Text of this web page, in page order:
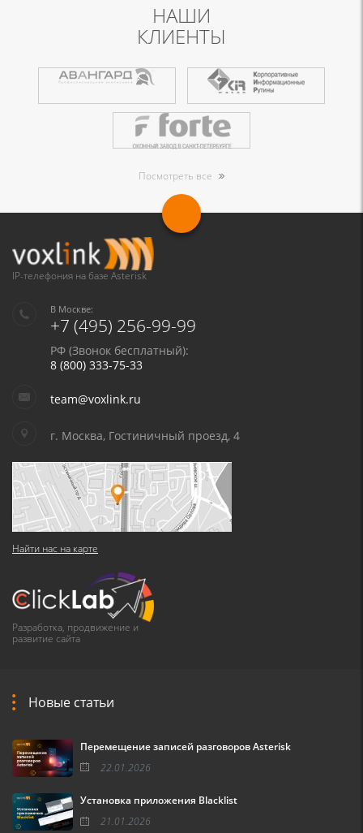
НАШИ
КЛИЕНТЫ
Посмотреть все
IP-телефония на базе Asterisk
В Москве:
+7 (495) 256-99-99
РФ (Звонок бесплатный):
8 (800) 333-75-33
team@voxlink.ru
г. Москва, Гостиничный проезд, 4
Найти нас на карте
Разработка, продвижение и
развитие сайта
Новые статьи
Перемещение записей разговоров Asterisk
22.01.2026
Установка приложения Blacklist
21.01.2026